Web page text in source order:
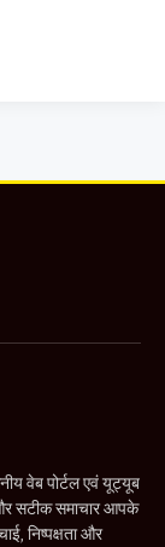
वेब पोर्टल एवं यूट्यूब
सटीक समाचार आपके
निष्पक्षता और